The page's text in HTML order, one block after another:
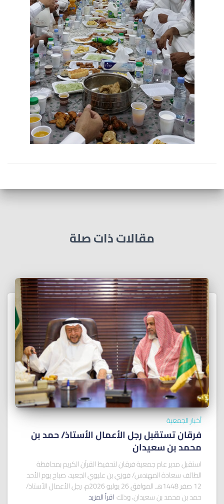
مقالات ذات صلة
أخبار الجمعية
فرقان تستقبل رجل الأعمال الأستاذ/ ﺣﻤﺪ ﺑﻦ
ﻣﺤﻤﺪ ﺑﻦ ﺳﻌﻴﺪان
استقبل مدير عام جمعية فرقان لتحفيظ القرآن الكريم بمحافظة
الطائف سعادة المهندس/ فوزي بن عليوي الجعيد، صباح يوم الأحد
12 صفر 1448هـ الموافق 26 يوليو 2026م، رجل الأعمال الأستاذ/
حمد بن محمد بن سعيدان، وذلك اقرأ المزيد